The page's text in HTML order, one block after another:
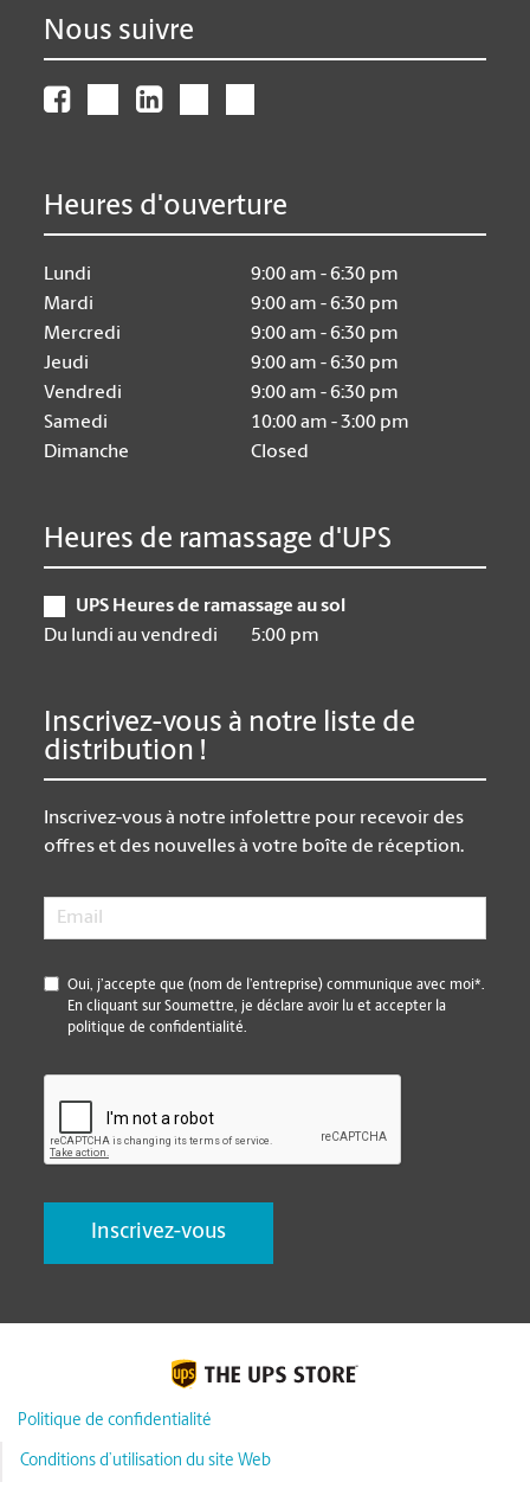
Nous suivre
Heures d'ouverture
Lundi
9:00 am - 6:30 pm
Mardi
9:00 am - 6:30 pm
Mercredi
9:00 am - 6:30 pm
Jeudi
9:00 am - 6:30 pm
Vendredi
9:00 am - 6:30 pm
Samedi
10:00 am - 3:00 pm
Dimanche
Closed
Heures de ramassage d'UPS
UPS Heures de ramassage au sol
Du lundi au vendredi
5:00 pm
Inscrivez-vous à notre liste de
distribution !
Inscrivez-vous à notre infolettre pour recevoir des
offres et des nouvelles à votre boîte de réception.
Email
*
Oui, j’accepte que (nom de l’entreprise) communique avec moi*.
En cliquant sur Soumettre, je déclare avoir lu et accepter la
politique de confidentialité.
Politique de confidentialité
Conditions d’utilisation du site Web